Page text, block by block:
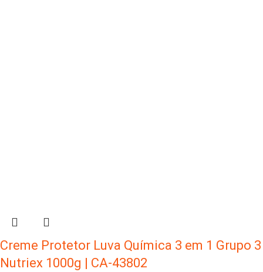
Creme Protetor Luva Química 3 em 1 Grupo 3
Nutriex 1000g | CA-43802